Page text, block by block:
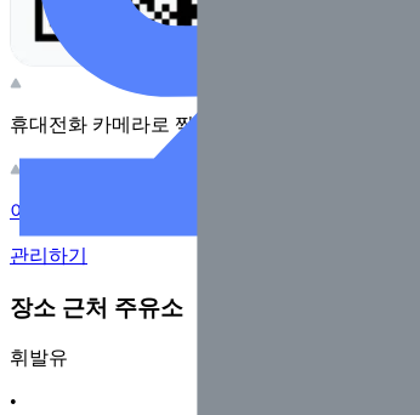
휴대전화 카메라로 찍어보세요
이 주유소의 사장님이신가요?
관리하기
장소 근처 주유소
휘발유
•